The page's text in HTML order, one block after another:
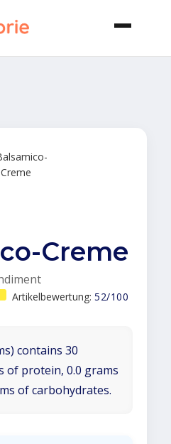
Creme
Artikelbewertung: 52/100
contains 30
of protein, 0.0 grams
of carbohydrates.